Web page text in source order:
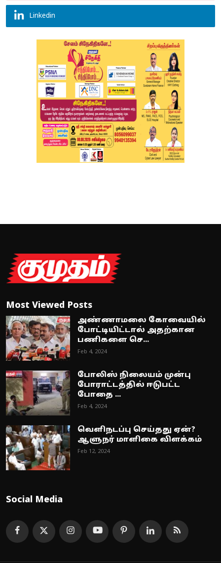
Linkedin
Most Viewed Posts
அண்ணாமலை கோவையில்
போட்டியிட்டால் அதற்கான
பணிகளை செ...
Feb 4, 2024
போலிஸ் நிலையம் முன்பு
போராட்டத்தில் ஈடுபட்ட
போதை ...
Feb 4, 2024
வெளிநடப்பு செய்தது ஏன்?
ஆளுநர் மாளிகை விளக்கம்
Feb 12, 2024
Social Media